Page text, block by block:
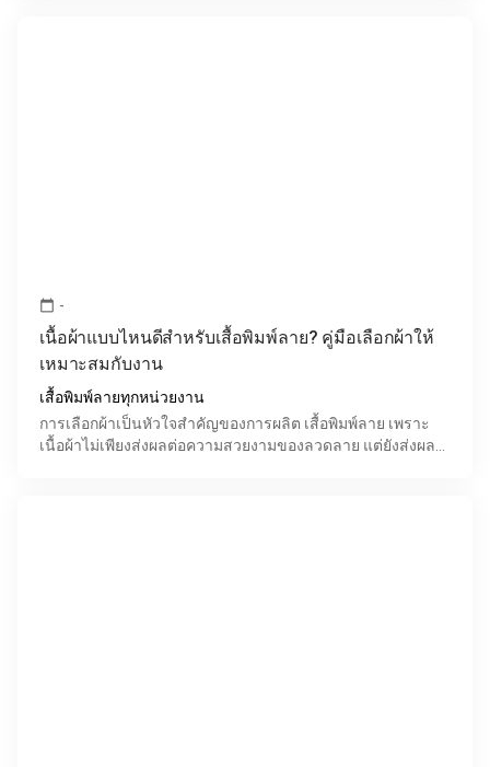
calendar_today -
เนื้อผ้าแบบไหนดีสำหรับเสื้อพิมพ์ลาย? คู่มือเลือกผ้าให้
เหมาะสมกับงาน
เสื้อพิมพ์ลายทุกหน่วยงาน
การเลือกผ้าเป็นหัวใจสำคัญของการผลิต เสื้อพิมพ์ลาย เพราะ
เนื้อผ้าไม่เพียงส่งผลต่อความสวยงามของลวดลาย แต่ยังส่งผล